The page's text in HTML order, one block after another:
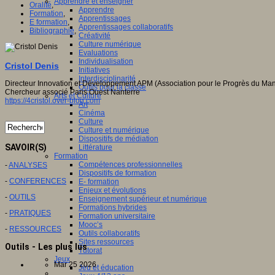
Apprendre
Apprentissages
Apprentissages collaboratifs
Créativité
Culture numérique
Evaluations
Individualisation
Initiatives
Interdisciplinarité
Outils pour la classe
Arts et Culture
Art
Cinéma
Culture
Culture et numérique
Dispositifs de médiation
Littérature
Formation
Compétences professionnelles
Dispositifs de formation
E- formation
Enjeux et évolutions
Enseignement supérieur et numérique
Formations hybrides
Formation universitaire
Mooc’s
Outils collaboratifs
Sites ressources
Tutorat
Jeux
Jeu et éducation
Oralité,
Formation,
E formation,
Bibliographie,
Cristol Denis
Directeur Innovation et Développement APM (Association pour le Progrès du
Chercheur associé Paris Ouest Nanterre
https://4cristol.over-blog.com
SAVOIR(S)
-ANALYSES
- CONFERENCES
- OUTILS
- PRATIQUES
- RESSOURCES
Outils - Les plus lus
Mar 25 2026